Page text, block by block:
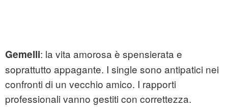
Gemelli: la vita amorosa è spensierata e
soprattutto appagante. I single sono antipatici nei
confronti di un vecchio amico. I rapporti
professionali vanno gestiti con correttezza.